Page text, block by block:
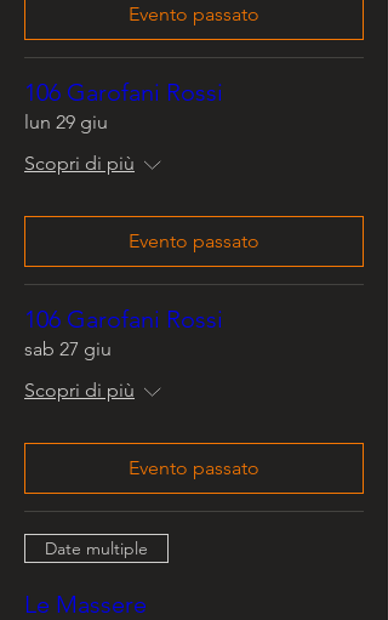
Evento passato
106 Garofani Rossi
lun 29 giu
Scopri di più
Evento passato
106 Garofani Rossi
sab 27 giu
Scopri di più
Evento passato
Date multiple
Le Massere